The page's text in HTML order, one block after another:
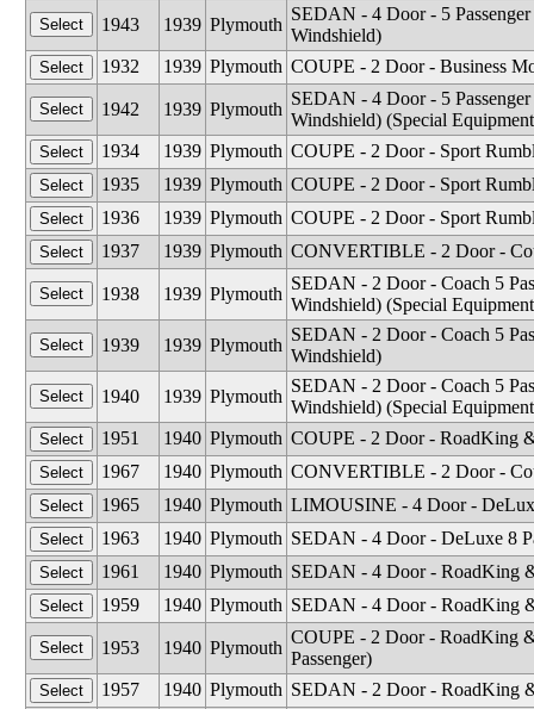
1943 1939 Plymouth
SEDAN - 4 Door - 5
Windshield)
1932
1939 Plymouth COUPE - 2 Door - Business
1942 1939 Plymouth
SEDAN - 4 Door - 5
Windshield) (Special
1934
1939 Plymouth COUPE - 2 Door - Sport
1935
1939 Plymouth COUPE - 2 Door - Sport
1936
1939 Plymouth COUPE - 2 Door - Sport
1937
1939 Plymouth CONVERTIBLE - 2 Door -
1938 1939 Plymouth
SEDAN - 2 Door - Coach 5
Windshield) (Special
1939
1939 Plymouth
SEDAN - 2 Door - Coach 5
Windshield)
1940
1939 Plymouth
SEDAN - 2 Door - Coach 5
Windshield) (Special
1951
1940 Plymouth COUPE - 2 Door - RoadKing
1967
1940 Plymouth CONVERTIBLE - 2 Door -
1965
1940 Plymouth LIMOUSINE - 4 Door -
1963
1940 Plymouth SEDAN - 4 Door - DeLuxe 8
1961
1940 Plymouth SEDAN - 4 Door - RoadKing
1959
1940 Plymouth SEDAN - 4 Door - RoadKing
1953 1940 Plymouth
COUPE - 2 Door - RoadKing
Passenger)
1957
1940 Plymouth SEDAN - 2 Door - RoadKing